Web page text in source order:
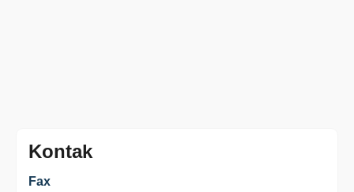
Kontak
Fax